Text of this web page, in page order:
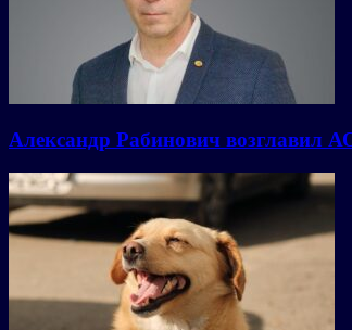
Александр Рабинович возглавил